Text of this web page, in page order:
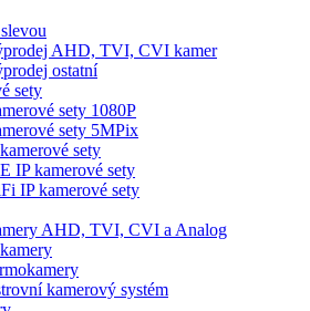
AHD, TVI, CVI kamer
ostatní
sety
sety 1080P
sety 5MPix
sety
IP kamerové sety
IP kamerové sety
AHD, TVI, CVI a Analog
kamerový systém